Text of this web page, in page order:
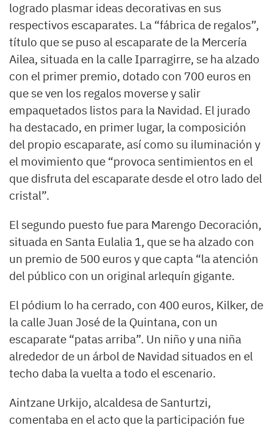
logrado plasmar ideas decorativas en sus
respectivos escaparates. La “fábrica de regalos”,
título que se puso al escaparate de la Mercería
Ailea, situada en la calle Iparragirre, se ha alzado
con el primer premio, dotado con 700 euros en
que se ven los regalos moverse y salir
empaquetados listos para la Navidad. El jurado
ha destacado, en primer lugar, la composición
del propio escaparate, así como su iluminación y
el movimiento que “provoca sentimientos en el
que disfruta del escaparate desde el otro lado del
cristal”.
El segundo puesto fue para Marengo Decoración,
situada en Santa Eulalia 1, que se ha alzado con
un premio de 500 euros y que capta “la atención
del público con un original arlequín gigante.
El pódium lo ha cerrado, con 400 euros, Kilker, de
la calle Juan José de la Quintana, con un
escaparate “patas arriba”. Un niño y una niña
alrededor de un árbol de Navidad situados en el
techo daba la vuelta a todo el escenario.
Aintzane Urkijo, alcaldesa de Santurtzi,
comentaba en el acto que la participación fue